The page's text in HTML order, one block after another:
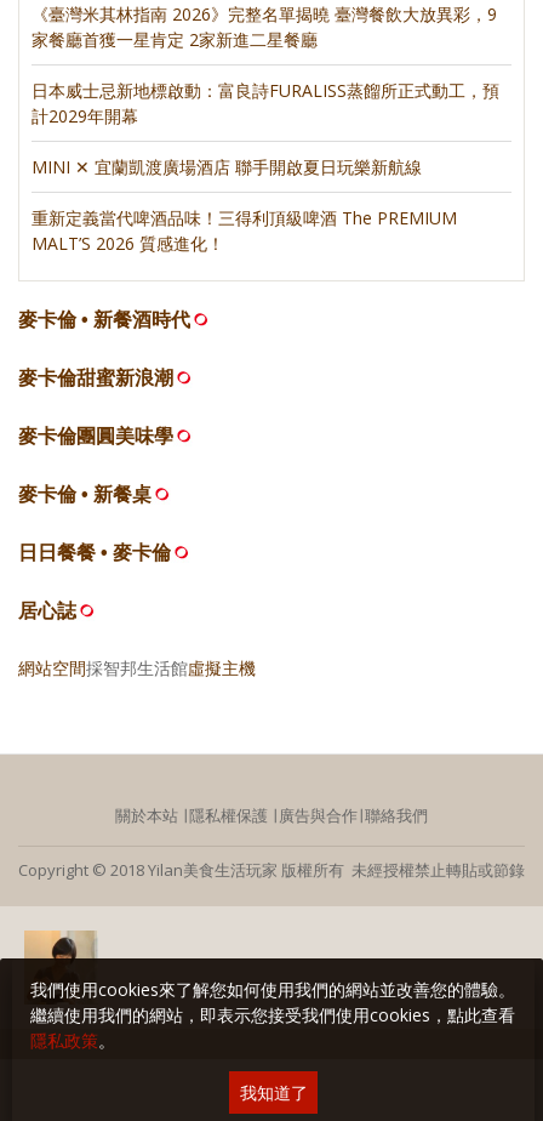
《臺灣米其林指南 2026》完整名單揭曉 臺灣餐飲大放異彩，9
家餐廳首獲一星肯定 2家新進二星餐廳
日本威士忌新地標啟動：富良詩FURALISS蒸餾所正式動工，預
計2029年開幕
MINI ✕ 宜蘭凱渡廣場酒店 聯手開啟夏日玩樂新航線
重新定義當代啤酒品味！三得利頂級啤酒 The PREMIUM
MALT’S 2026 質感進化！
麥卡倫 • 新餐酒時代
麥卡倫甜蜜新浪潮
麥卡倫團圓美味學
麥卡倫 • 新餐桌
日日餐餐 • 麥卡倫
居心誌
網站空間採智邦生活館虛擬主機
關於本站 ∣隱私權保護 ∣廣告與合作∣聯絡我們
Copyright © 2018 Yilan美食生活玩家 版權所有 未經授權禁止轉貼或節錄
我們使用cookies來了解您如何使用我們的網站並改善您的體驗。
繼續使用我們的網站，即表示您接受我們使用cookies，點此查看
隱私政策。
我知道了